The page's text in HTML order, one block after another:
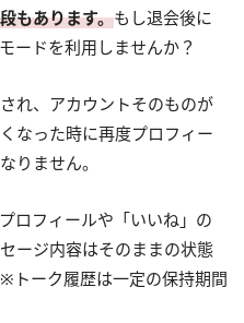
もあります。もし退会後に
ードを利用しませんか？
れ、アカウントそのものが
なった時に再度プロフィー
りません。
ロフィールや「いいね」の
ージ内容はそのままの状態
トーク履歴は一定の保持期間